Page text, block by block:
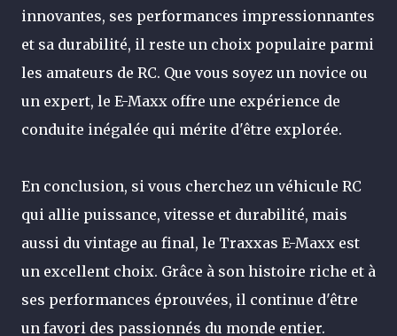
innovantes, ses performances impressionnantes
et sa durabilité, il reste un choix populaire parmi
les amateurs de RC. Que vous soyez un novice ou
un expert, le E-Maxx offre une expérience de
conduite inégalée qui mérite d'être explorée.
En conclusion, si vous cherchez un véhicule RC
qui allie puissance, vitesse et durabilité, mais
aussi du vintage au final, le Traxxas E-Maxx est
un excellent choix. Grâce à son histoire riche et à
ses performances éprouvées, il continue d'être
un favori des passionnés du monde entier.